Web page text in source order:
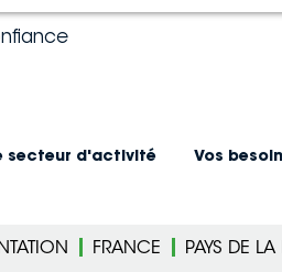
secteur d'activité Vos
FRANCE PAYS DE LA